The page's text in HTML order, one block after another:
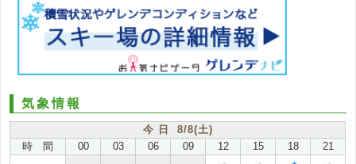
気象情報
今 日 8/8(土)
時 間
00 03 06 09 12 15 18 21